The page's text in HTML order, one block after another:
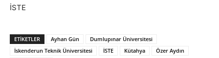
İSTE
ETIKETLER Ayhan Gün
Dumlupınar Üniversitesi
İskenderun Teknik Üniversitesi
İSTE Kütahya
Özer Aydın